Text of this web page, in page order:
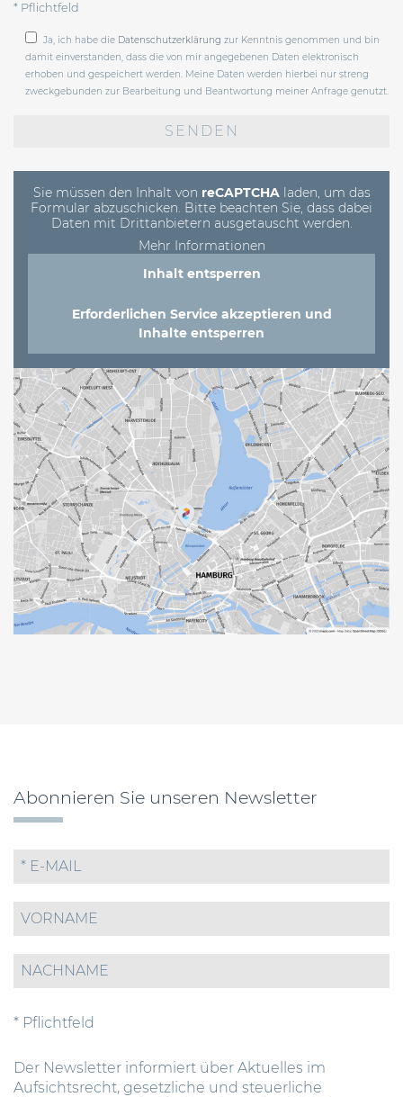
* Pflichtfeld
Ja, ich habe die Datenschutzerklärung zur Kenntnis genommen und bin
damit einverstanden, dass die von mir angegebenen Daten elektronisch
erhoben und gespeichert werden. Meine Daten werden hierbei nur streng
zweckgebunden zur Bearbeitung und Beantwortung meiner Anfrage genutzt.
Sie müssen den Inhalt von reCAPTCHAladen, um das
Formular abzuschicken. Bitte beachten Sie, dass dabei
Daten mit Drittanbietern ausgetauscht werden.
Mehr Informationen
Inhalt entsperren
Erforderlichen Service akzeptieren und
Inhalte entsperren
Abonnieren Sie unseren Newsletter
* Pflichtfeld
Der Newsletter informiert über Aktuelles im
Aufsichtsrecht, gesetzliche und steuerliche